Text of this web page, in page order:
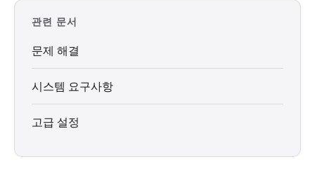
관련 문서
문제 해결
시스템 요구사항
고급 설정